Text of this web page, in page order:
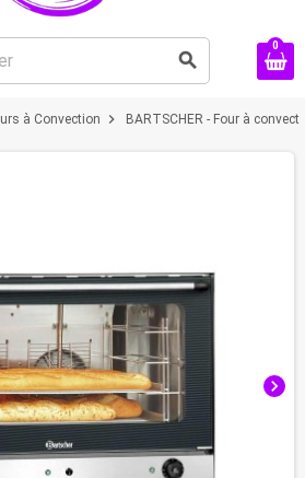
search
0
à Convection chevron_right BARTSCHER - Four à
chevron_right